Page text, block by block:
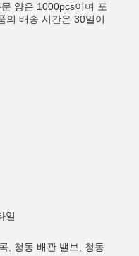
양은 1000pcs이며 포
의 배송 시간은 30일이
일
, 청동 배관 밸브, 청동